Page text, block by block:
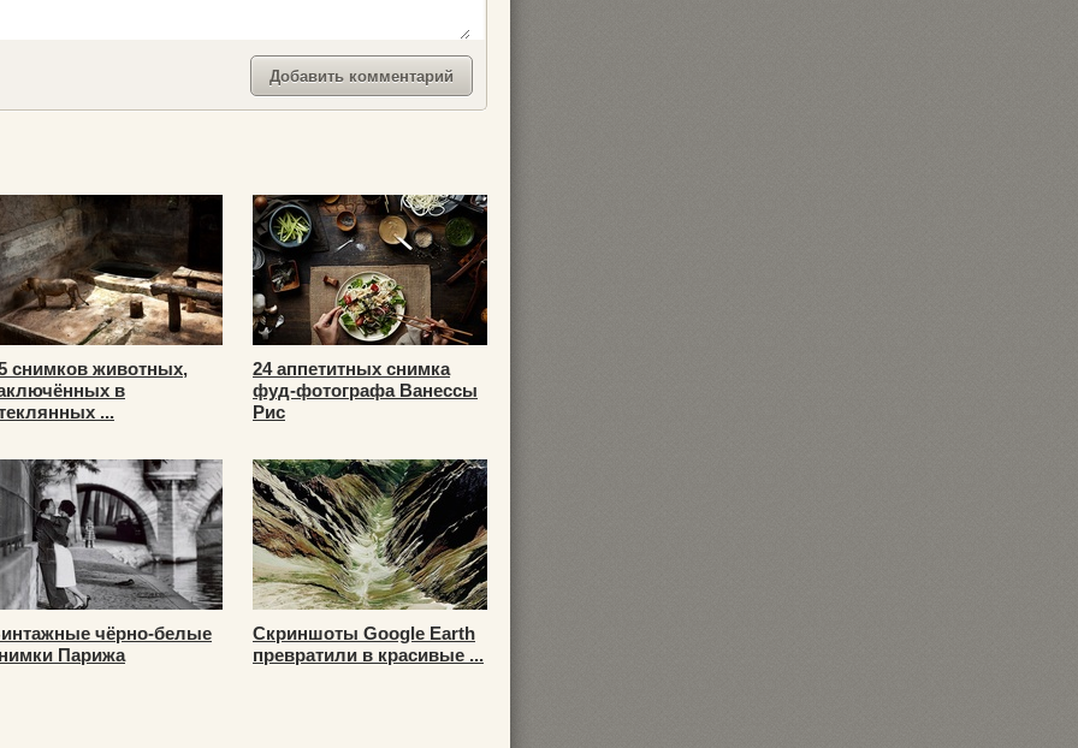
снимков животных,
в
...
24 аппетитных снимка
фуд-фотографа Ванессы
Рис
чёрно-белые
Парижа
Скриншоты Google Earth
превратили в красивые ...